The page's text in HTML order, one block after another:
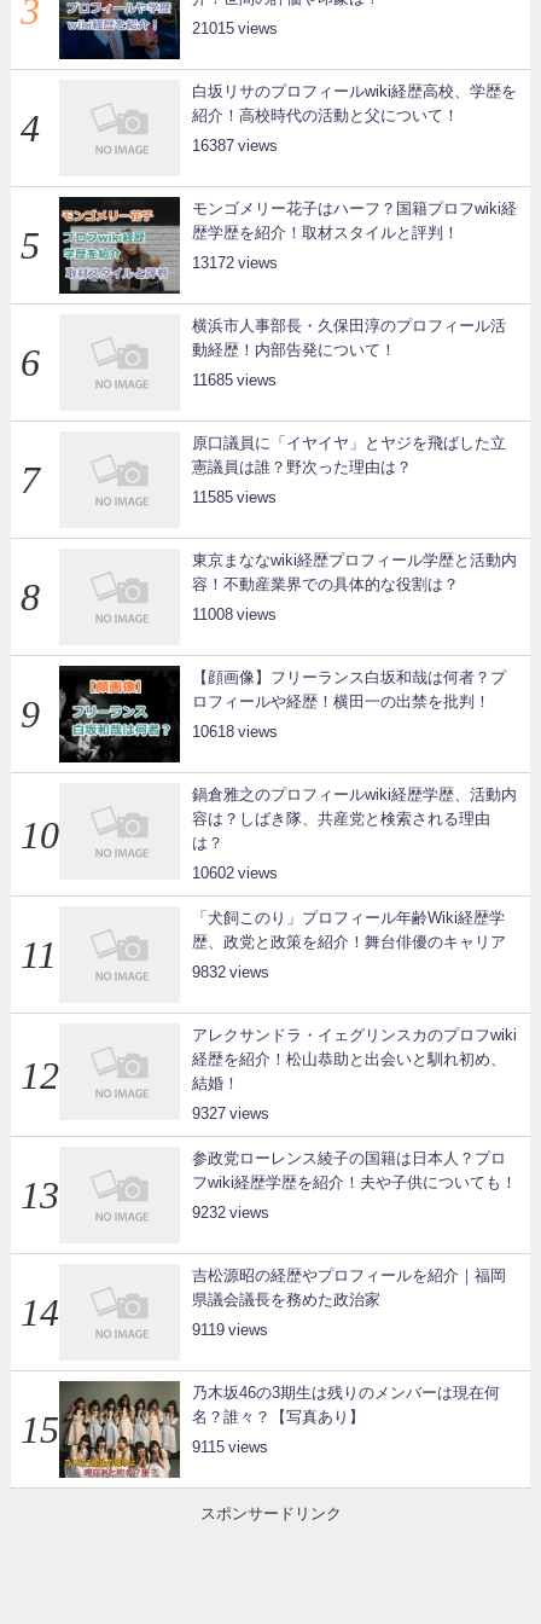
21015
白坂リサのプロフィールwiki経歴高校、学歴を
紹介！高校時代の活動と父について！
16387
モンゴメリー花子はハーフ？国籍プロフwiki経
歴学歴を紹介！取材スタイルと評判！
13172
横浜市人事部長・久保田淳のプロフィール活
動経歴！内部告発について！
11685
原口議員に「イヤイヤ」とヤジを飛ばした立
憲議員は誰？野次った理由は？
11585
東京まななwiki経歴プロフィール学歴と活動内
容！不動産業界での具体的な役割は？
11008
【顔画像】フリーランス白坂和哉は何者？プ
ロフィールや経歴！横田一の出禁を批判！
10618
鍋倉雅之のプロフィールwiki経歴学歴、活動内
容は？しばき隊、共産党と検索される理由
は？
10602
「犬飼このり」プロフィール年齢Wiki経歴学
歴、政党と政策を紹介！舞台俳優のキャリア
9832
アレクサンドラ・イェグリンスカのプロフwiki
経歴を紹介！松山恭助と出会いと馴れ初め、
結婚！
9327
参政党ローレンス綾子の国籍は日本人？プロ
フwiki経歴学歴を紹介！夫や子供についても！
9232
吉松源昭の経歴やプロフィールを紹介｜福岡
県議会議長を務めた政治家
9119
乃木坂46の3期生は残りのメンバーは現在何
名？誰々？【写真あり】
9115
スポンサードリンク